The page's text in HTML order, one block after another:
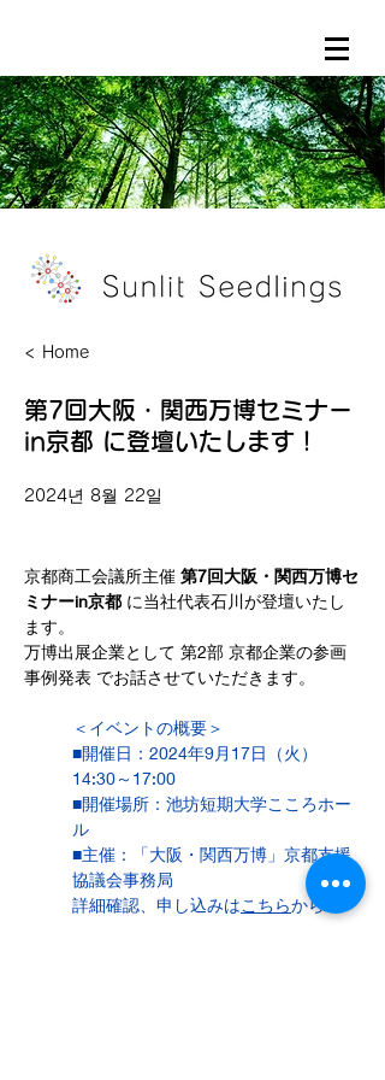
< Home
第7回大阪・関西万博セミナー
in京都 に登壇いたします！
2024년 8월 22일
京都商工会議所主催 第7回大阪・関西万博セ
ミナーin京都 に当社代表石川が登壇いたし
ます。
万博出展企業として 第2部 京都企業の参画
事例発表 でお話させていただきます。
＜イベントの概要＞
■開催日：2024年9月17日（火）
14:30～17:00
■開催場所：池坊短期大学こころホー
ル
■主催：「大阪・関西万博」京都支援
協議会事務局
詳細確認、申し込みはこちらから